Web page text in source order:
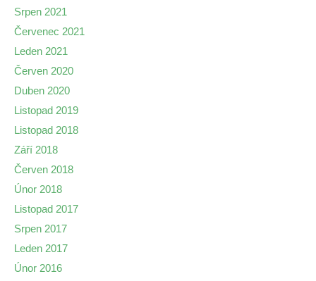
Srpen 2021
Červenec 2021
Leden 2021
Červen 2020
Duben 2020
Listopad 2019
Listopad 2018
Září 2018
Červen 2018
Únor 2018
Listopad 2017
Srpen 2017
Leden 2017
Únor 2016